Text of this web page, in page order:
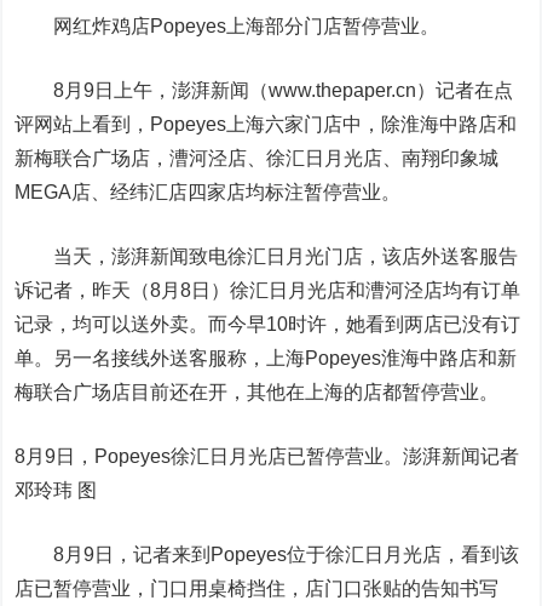
网红炸鸡店Popeyes上海部分门店暂停营业。
8月9日上午，澎湃新闻（www.thepaper.cn）记者在点
评网站上看到，Popeyes上海六家门店中，除淮海中路店和
新梅联合广场店，漕河泾店、徐汇日月光店、南翔印象城
MEGA店、经纬汇店四家店均标注暂停营业。
当天，澎湃新闻致电徐汇日月光门店，该店外送客服告
诉记者，昨天（8月8日）徐汇日月光店和漕河泾店均有订单
记录，均可以送外卖。而今早10时许，她看到两店已没有订
单。另一名接线外送客服称，上海Popeyes淮海中路店和新
梅联合广场店目前还在开，其他在上海的店都暂停营业。
8月9日，Popeyes徐汇日月光店已暂停营业。澎湃新闻记者
邓玲玮 图
8月9日，记者来到Popeyes位于徐汇日月光店，看到该
店已暂停营业，门口用桌椅挡住，店门口张贴的告知书写